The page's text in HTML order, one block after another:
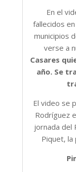
En el
fallecidos
municipios
verse a
Casares
año. Se
El video se
Rodríguez
jornada del
Piquet, la